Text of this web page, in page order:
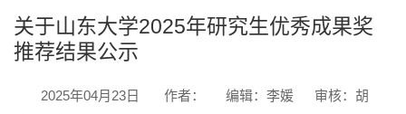
关于山东大学2025年研究生优秀成果奖
推荐结果公示
2025年04月23日 作者： 编辑：李媛
审核：胡